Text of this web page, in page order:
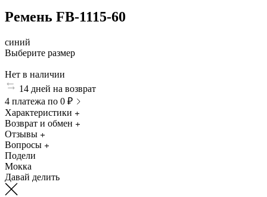
Ремень FB-1115-60
синий
Выберите размер
Нет в наличии
14 дней на возврат
4 платежа по 0 ₽
Характеристики
Возврат и обмен
Отзывы
Вопросы
Подели
Мокка
Давай делить